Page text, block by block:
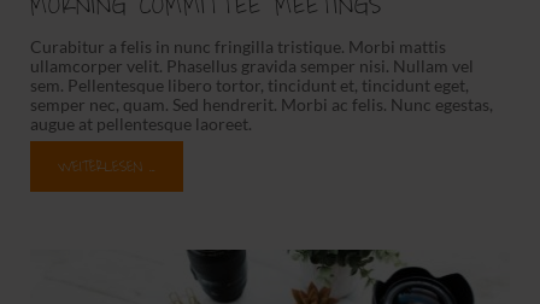
Curabitur a felis in nunc fringilla tristique. Morbi mattis
ullamcorper velit. Phasellus gravida semper nisi. Nullam vel
sem. Pellentesque libero tortor, tincidunt et, tincidunt eget,
semper nec, quam. Sed hendrerit. Morbi ac felis. Nunc egestas,
augue at pellentesque laoreet.
WEITERLESEN …